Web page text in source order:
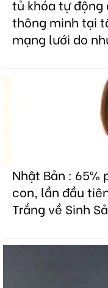
tủ khóa tự
thông minh tại
mạng lưới do
Nhật Bản : 65%
con, lần đầu
Trắng về Sinh